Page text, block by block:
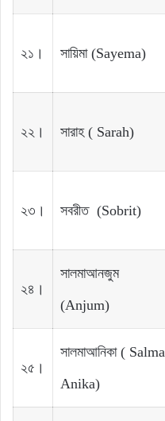
২১। সায়িমা‌ ‌(Sayema)
২২। সারাহ‌‌ ( Sarah)
২৩। সবরীত (Sobrit)
২৪।
সালমা‌‌আনজুম‌
‌(Anjum)
২৫।
সালমা‌‌আনিকা‌ ‌( Salma
Anika)